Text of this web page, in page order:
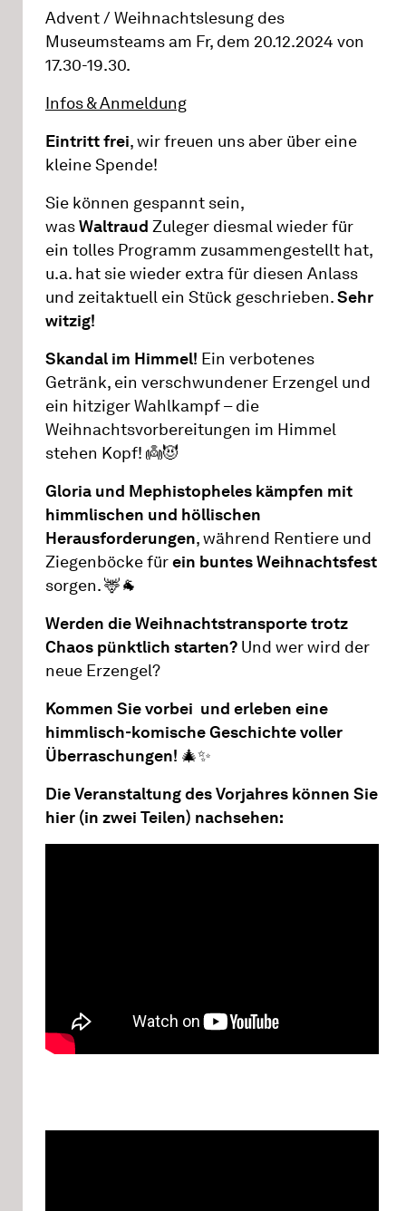
Advent / Weihnachtslesung des
Museumsteams am Fr, dem 20.12.2024 von
17.30-19.30.
Infos & Anmeldung
Eintritt frei, wir freuen uns aber über eine
kleine Spende!
Sie können gespannt sein,
wasWaltraud Zuleger diesmal wieder für
ein tolles Programm zusammengestellt hat,
u.a. hat sie wieder extra für diesen Anlass
und zeitaktuell ein Stück geschrieben.Sehr
witzig!
Skandal im Himmel! Ein verbotenes
Getränk, ein verschwundener Erzengel und
ein hitziger Wahlkampf – die
Weihnachtsvorbereitungen im Himmel
stehen Kopf! 👼😈
Gloria und Mephistopheles kämpfen mit
himmlischen und höllischen
Herausforderungen, während Rentiere und
Ziegenböcke fürein buntes Weihnachtsfest
sorgen. 🦌🐐
Werden die Weihnachtstransporte trotz
Chaos pünktlich starten? Und wer wird der
neue Erzengel?
Kommen Sie vorbei und erleben eine
himmlisch-komische Geschichte voller
Überraschungen! 🎄✨
Die Veranstaltung des Vorjahres können Sie
hier (in zwei Teilen) nachsehen: